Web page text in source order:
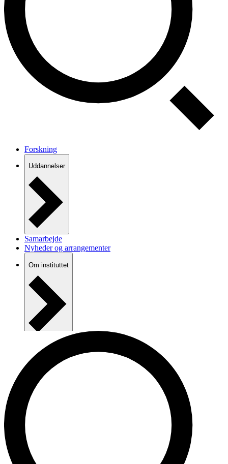
Forskning
Uddannelser
Samarbejde
Nyheder og arrangementer
Om instituttet